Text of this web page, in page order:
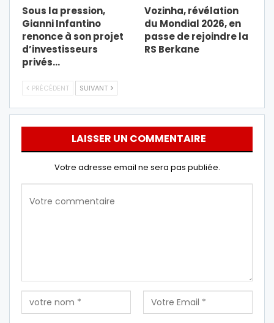
Sous la pression,
Gianni Infantino
renonce à son projet
d’investisseurs
privés…
Vozinha, révélation
du Mondial 2026, en
passe de rejoindre la
RS Berkane
PRÉCÉDENT SUIVANT
LAISSER UN COMMENTAIRE
Votre adresse email ne sera pas publiée.